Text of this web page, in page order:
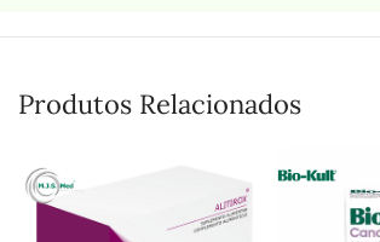
Produtos Relacionados